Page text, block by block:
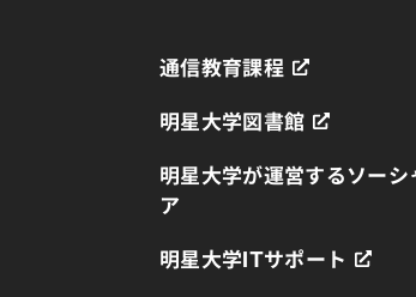
通信教育課程
明星大学図書館
明星大学が運営するソーシ
ア
明星大学ITサポート